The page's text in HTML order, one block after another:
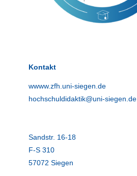
Kontakt
wwww.zfh.uni-siegen.de
hochschuldidaktik@uni-siegen.de
Sandstr. 16-18
F-S 310
57072 Siegen